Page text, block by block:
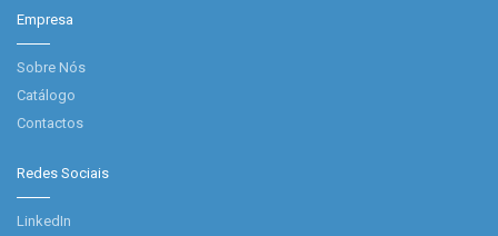
Empresa
Sobre Nós
Catálogo
Contactos
Redes Sociais
LinkedIn